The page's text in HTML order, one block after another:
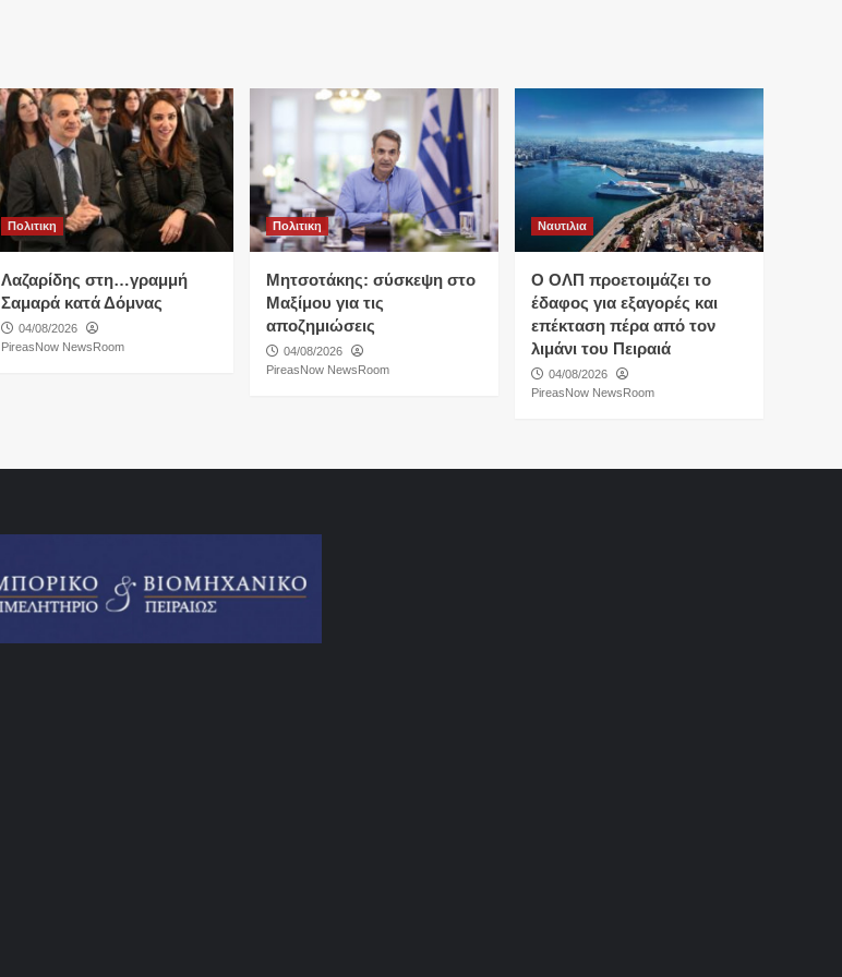
Πολιτικη
Λαζαρίδης στη…γραμμή
Σαμαρά κατά Δόμνας
04/08/2026
PireasNow NewsRoom
Πολιτικη
Μητσοτάκης: σύσκεψη στο
Μαξίμου για τις
αποζημιώσεις
04/08/2026
PireasNow NewsRoom
Ναυτιλια
O ΟΛΠ προετοιμάζει το
έδαφος για εξαγορές και
επέκταση πέρα από τον
λιμάνι του Πειραιά
04/08/2026
PireasNow NewsRoom